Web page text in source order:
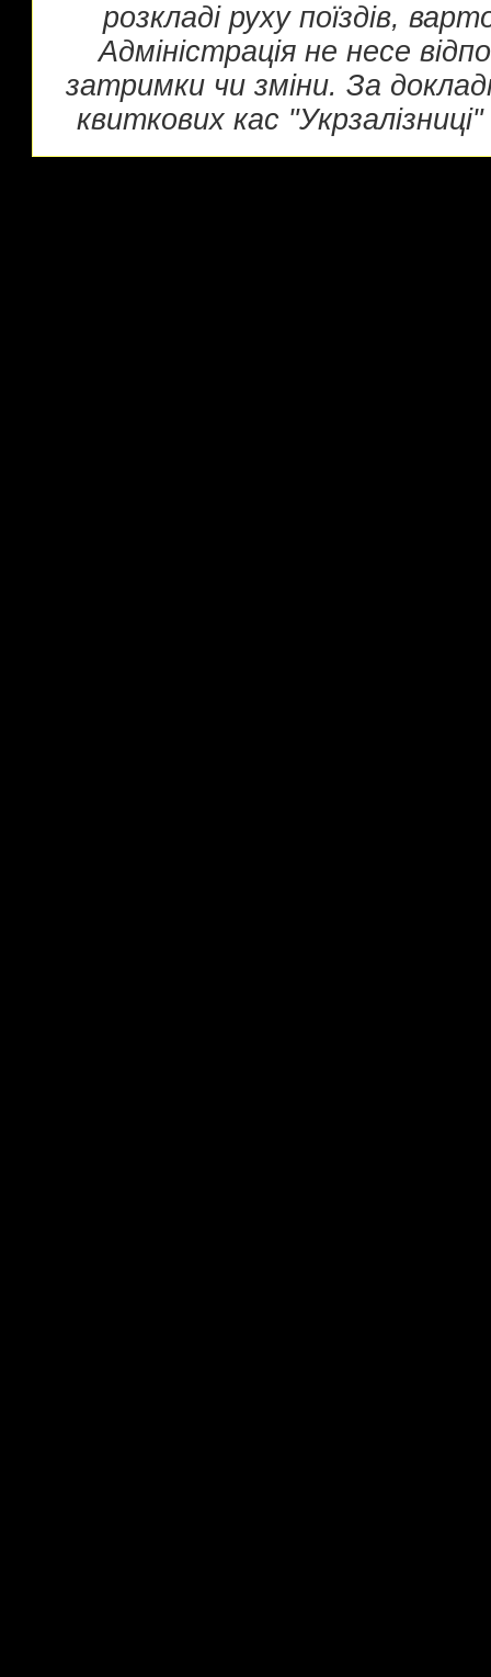
розкладі руху поїздів,
Адміністрація не несе
затримки чи зміни. За
квиткових кас